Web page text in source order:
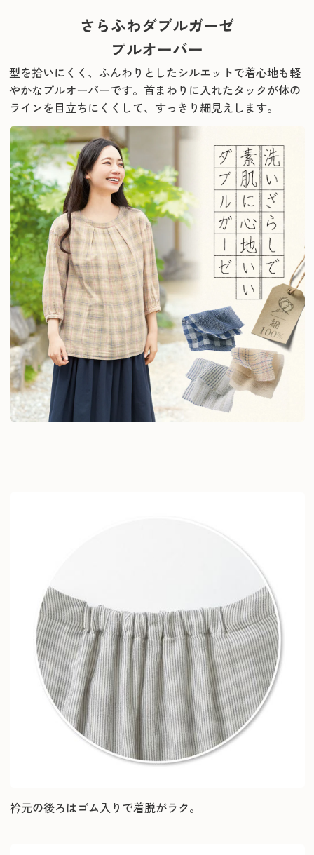
さらふわダブルガーゼ
プルオーバー
型を拾いにくく、ふんわりとしたシルエットで着心地も軽
やかなプルオーバーです。 首まわりに入れたタックが体の
ラインを目立ちにくくして、すっきり細見えします。
衿元の後ろはゴム入りで着脱がラク。